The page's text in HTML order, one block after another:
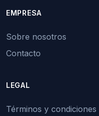
EMPRESA
Sobre nosotros
Contacto
LEGAL
Términos y condiciones